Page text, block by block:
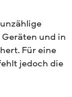
und in
Für eine
jedoch die